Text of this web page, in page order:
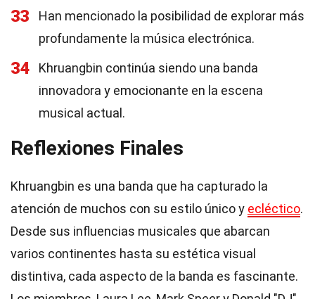
33
Han mencionado la posibilidad de explorar más
profundamente la música electrónica.
34
Khruangbin continúa siendo una banda
innovadora y emocionante en la escena
musical actual.
Reflexiones Finales
Khruangbin es una banda que ha capturado la
atención de muchos con su estilo único y ecléctico.
Desde sus influencias musicales que abarcan
varios continentes hasta su estética visual
distintiva, cada aspecto de la banda es fascinante.